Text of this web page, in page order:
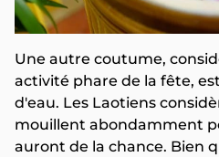
Une autre coutume,
activité phare de la fête,
d'eau. Les Laotiens
mouillent abondamment
auront de la chance. Bien